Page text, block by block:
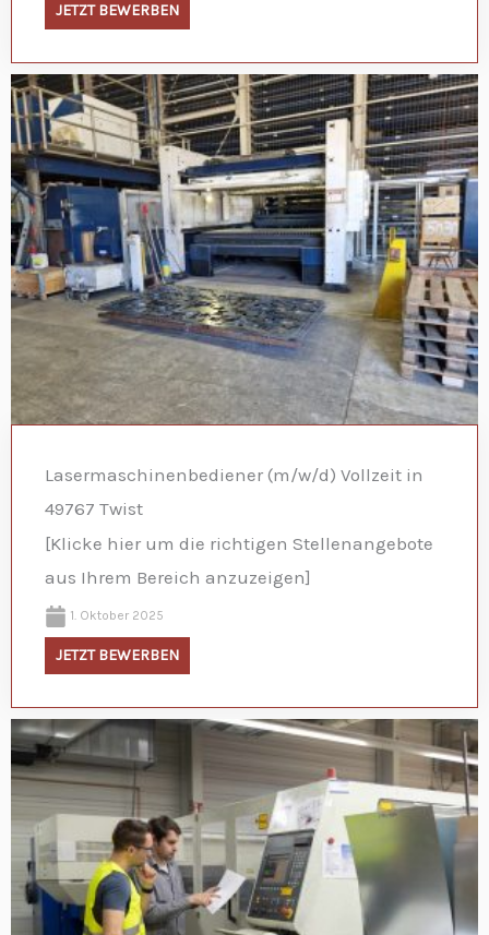
JETZT BEWERBEN
Lasermaschinenbediener (m/w/d) Vollzeit in
49767 Twist
[Klicke hier um die richtigen Stellenangebote
aus Ihrem Bereich anzuzeigen]
1. Oktober 2025
JETZT BEWERBEN